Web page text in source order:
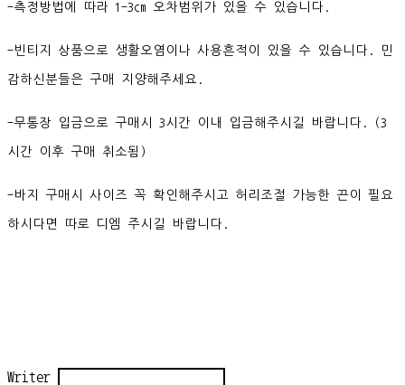
-측정방법에 따라 1-3cm 오차범위가 있을 수 있습니다.
-빈티지 상품으로 생활오염이나 사용흔적이 있을 수 있습니다. 민
감하신분들은 구매 지양해주세요.
-무통장 입금으로 구매시 3시간 이내 입금해주시길 바랍니다. (3
시간 이후 구매 취소됨)
-바지 구매시 사이즈 꼭 확인해주시고 허리조절 가능한 끈이 필요
하시다면 따로 디엠 주시길 바랍니다.
Writer